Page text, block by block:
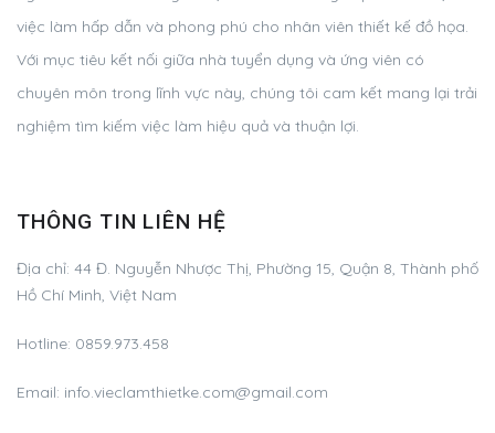
việc làm hấp dẫn và phong phú cho nhân viên thiết kế đồ họa.
Với mục tiêu kết nối giữa nhà tuyển dụng và ứng viên có
chuyên môn trong lĩnh vực này, chúng tôi cam kết mang lại trải
nghiệm tìm kiếm việc làm hiệu quả và thuận lợi.
THÔNG TIN LIÊN HỆ
Địa chỉ: 44 Đ. Nguyễn Nhược Thị, Phường 15, Quận 8, Thành phố
Hồ Chí Minh, Việt Nam
Hotline: 0859.973.458
Email: info.vieclamthietke.com@gmail.com